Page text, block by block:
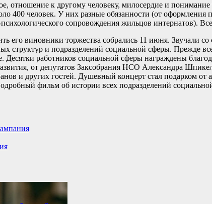
отношение к другому человеку, милосердие и
400 человек. У них разные обязанности (от оформления
психологического сопровождения жильцов интернатов).
его виновники торжества собрались 11 июня. Звучали
структур и подразделений социальной сферы. Прежде
Десятки работников социальной сферы награждены
от депутатов Заксобрания НСО Александра
и других гостей. Душевный концерт стал подарком от
фильм об истории всех подразделений